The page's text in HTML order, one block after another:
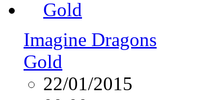
Imagine Dragons
Gold
22/01/2015